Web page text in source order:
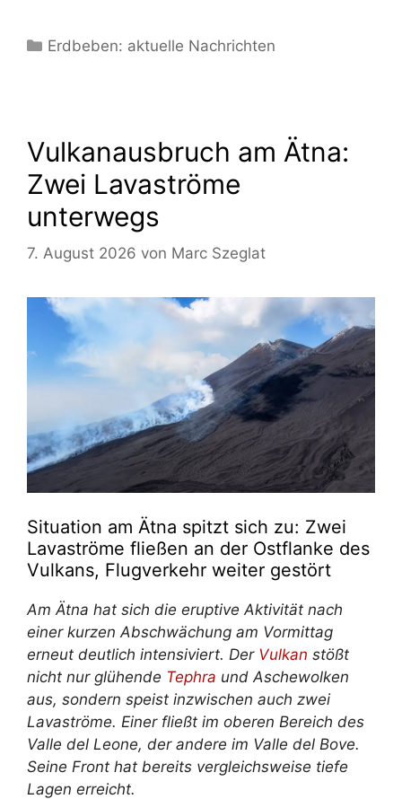
Kategorien
Erdbeben: aktuelle Nachrichten
Vulkanausbruch am Ätna:
Zwei Lavaströme
unterwegs
7. August 2026 von Marc Szeglat
Situation am Ätna spitzt sich zu: Zwei
Lavaströme fließen an der Ostflanke des
Vulkans, Flugverkehr weiter gestört
Am Ätna hat sich die eruptive Aktivität nach
einer kurzen Abschwächung am Vormittag
erneut deutlich intensiviert. Der Vulkan stößt
nicht nur glühende Tephra und Aschewolken
aus, sondern speist inzwischen auch zwei
Lavaströme. Einer fließt im oberen Bereich des
Valle del Leone, der andere im Valle del Bove.
Seine Front hat bereits vergleichsweise tiefe
Lagen erreicht.